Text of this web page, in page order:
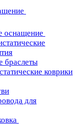
оснащение
браслеты
коврики
для